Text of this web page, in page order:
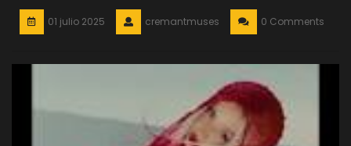
01 julio 2025 cremantmuses 0 Comments